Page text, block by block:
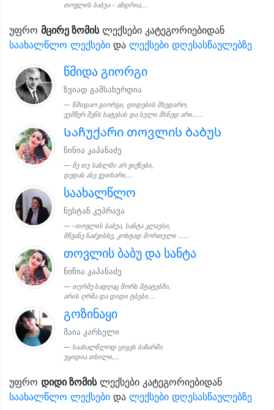
თოვლის ბაბუა - ანდრია,...
უფრო მცირე ზომისლექსები კატეგორიებიდან
საახალწლო ლექსები და ლექსები დღესასწაულებზე
წმიდა გიორგი
ზვიად გამსახურდია
წმიდაო გიორგი, დიდების მხედარო,
ვუმზერ შენს ხატებას და სული მხნედ არი......
Საჩუქარი თოვლის ბაბუს
ნინია კაპანაძე
მე თუ სახლში არ ვიქნები,
დედას ასე ვუთხარი,...
საახალწლო
ნესტან კუპრავა
-თოვლის ბაბუა, სანტა კლაუსი,
მწვანე ნაძვისხე, კოხტად მორთული ......
თოვლის ბაბუ და სანტა
ნინია კაპანაძე
თურმე სადღაც შორს შტატებში,
არის ღრმა და დიდი ტბები....
გოზინაყი
მაია კარსელი
საახალწლოდ ციყვს ბაზარში
უყიდია თხილი,...
უფრო დიდი ზომისლექსები კატეგორიებიდან
საახალწლო ლექსები და ლექსები დღესასწაულებზე